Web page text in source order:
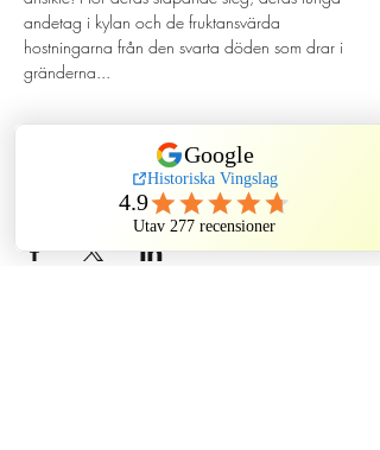
andetag i kylan och de fruktansvärda
hostningarna från den svarta döden som drar i
gränderna...
Dela evenemang